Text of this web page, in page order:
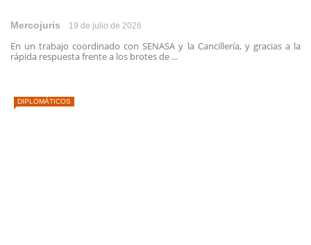
Mercojuris 19 de julio de 2026
En un trabajo coordinado con SENASA y la Cancillería, y gracias a la
rápida respuesta frente a los brotes de ...
DIPLOMÁTICOS